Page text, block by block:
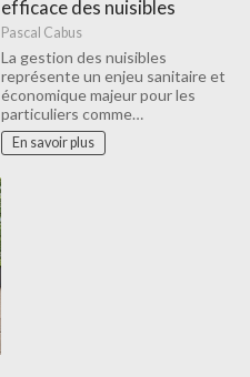
efficace des nuisibles
Pascal Cabus
La gestion des nuisibles
représente un enjeu sanitaire et
économique majeur pour les
particuliers comme…
En savoir plus